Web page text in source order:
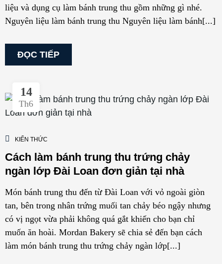
liệu và dụng cụ làm bánh trung thu gồm những gì nhé.
Nguyên liệu làm bánh trung thu Nguyên liệu làm bánh[...]
ĐỌC TIẾP
14
Th6
KIẾN THỨC
Cách làm bánh trung thu trứng chảy
ngàn lớp Đài Loan đơn giản tại nhà
Món bánh trung thu đến từ Đài Loan với vỏ ngoài giòn
tan, bên trong nhân trứng muối tan chảy béo ngậy nhưng
có vị ngọt vừa phải không quá gắt khiến cho bạn chỉ
muốn ăn hoài. Mordan Bakery sẽ chia sẻ đến bạn cách
làm món bánh trung thu trứng chảy ngàn lớp[...]